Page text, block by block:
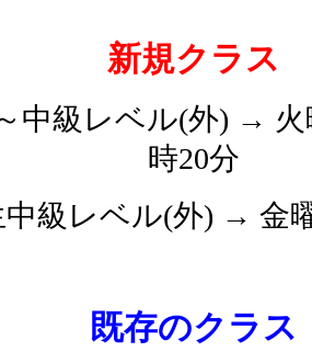
新規クラス
中級レベル(外) →
時20分
級レベル(外) → 金
既存のクラス